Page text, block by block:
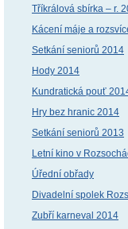
Tříkrálová sbírka – r.
Kácení máje a
Setkání seniorů 2014
Hody 2014
Kundratická pouť
Hry bez hranic 2014
Setkání seniorů 2013
Letní kino v
Úřední obřady
Divadelní spolek
Zubří karneval 2014